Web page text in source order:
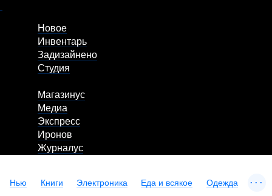
Новое
Инвентарь
Задизайнено
Студия
Магазинус
Медиа
Экспресс
Иронов
Журналус
Нью Книги Электроника Еда и всякое Одежда ...